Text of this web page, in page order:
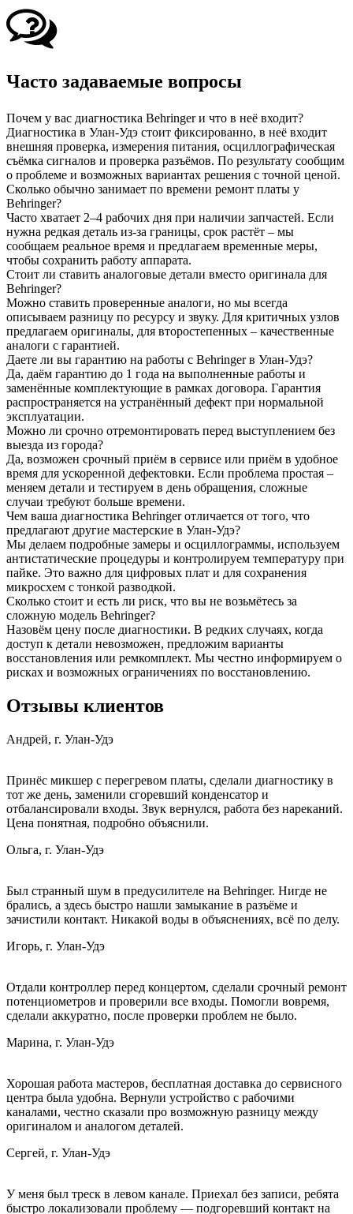
Часто задаваемые вопросы
Почем у вас диагностика Behringer и что в неё входит?
Диагностика в Улан-Удэ стоит фиксированно, в неё входит
внешняя проверка, измерения питания, осциллографическая
съёмка сигналов и проверка разъёмов. По результату сообщим
о проблеме и возможных вариантах решения с точной ценой.
Сколько обычно занимает по времени ремонт платы у
Behringer?
Часто хватает 2–4 рабочих дня при наличии запчастей. Если
нужна редкая деталь из-за границы, срок растёт – мы
сообщаем реальное время и предлагаем временные меры,
чтобы сохранить работу аппарата.
Стоит ли ставить аналоговые детали вместо оригинала для
Behringer?
Можно ставить проверенные аналоги, но мы всегда
описываем разницу по ресурсу и звуку. Для критичных узлов
предлагаем оригиналы, для второстепенных – качественные
аналоги с гарантией.
Даете ли вы гарантию на работы с Behringer в Улан-Удэ?
Да, даём гарантию до 1 года на выполненные работы и
заменённые комплектующие в рамках договора. Гарантия
распространяется на устранённый дефект при нормальной
эксплуатации.
Можно ли срочно отремонтировать перед выступлением без
выезда из города?
Да, возможен срочный приём в сервисе или приём в удобное
время для ускоренной дефектовки. Если проблема простая –
меняем детали и тестируем в день обращения, сложные
случаи требуют больше времени.
Чем ваша диагностика Behringer отличается от того, что
предлагают другие мастерские в Улан-Удэ?
Мы делаем подробные замеры и осциллограммы, используем
антистатические процедуры и контролируем температуру при
пайке. Это важно для цифровых плат и для сохранения
микросхем с тонкой разводкой.
Сколько стоит и есть ли риск, что вы не возьмётесь за
сложную модель Behringer?
Назовём цену после диагностики. В редких случаях, когда
доступ к детали невозможен, предложим варианты
восстановления или ремкомплект. Мы честно информируем о
рисках и возможных ограничениях по восстановлению.
Отзывы клиентов
Андрей, г. Улан-Удэ
Принёс микшер с перегревом платы, сделали диагностику в
тот же день, заменили сгоревший конденсатор и
отбалансировали входы. Звук вернулся, работа без нареканий.
Цена понятная, подробно объяснили.
Ольга, г. Улан-Удэ
Был странный шум в предусилителе на Behringer. Нигде не
брались, а здесь быстро нашли замыкание в разъёме и
зачистили контакт. Никакой воды в объяснениях, всё по делу.
Игорь, г. Улан-Удэ
Отдали контроллер перед концертом, сделали срочный ремонт
потенциометров и проверили все входы. Помогли вовремя,
сделали аккуратно, после проверки проблем не было.
Марина, г. Улан-Удэ
Хорошая работа мастеров, бесплатная доставка до сервисного
центра была удобна. Вернули устройство с рабочими
каналами, честно сказали про возможную разницу между
оригиналом и аналогом деталей.
Сергей, г. Улан-Удэ
У меня был треск в левом канале. Приехал без записи, ребята
быстро локализовали проблему — подгоревший контакт на